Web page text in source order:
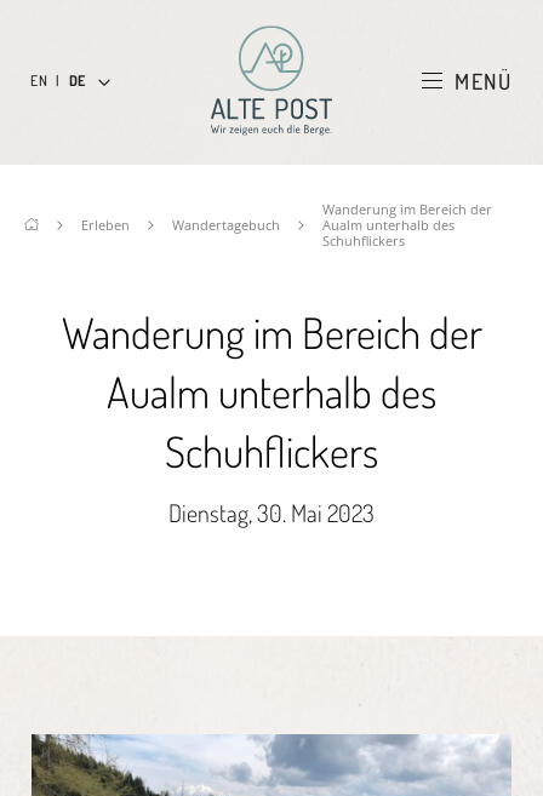
EN | DE MENÜ
Erleben Wandertagebuch
Wanderung im Bereich der
Aualm unterhalb des
Schuhflickers
Wanderung im Bereich der
Aualm unterhalb des
Schuhflickers
Dienstag, 30. Mai 2023